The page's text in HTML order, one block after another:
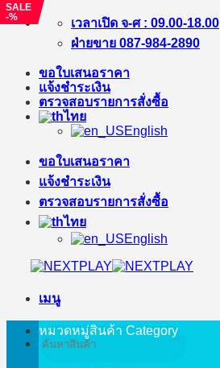
ข้าม
เนื้อหา
เวลาเปิด จ-ศ : 09.00-18.00
ฝ่ายขาย 087-984-2890
ขอใบเสนอราคา
แจ้งชำระเงิน
ตรวจสอบรายการสั่งซื้อ
ไทย
English
ขอใบเสนอราคา
แจ้งชำระเงิน
ตรวจสอบรายการสั่งซื้อ
ไทย
English
เมนู
ค้นหา:
หมวดหมู่สินค้า Category
SALE
-%
SALE
-%